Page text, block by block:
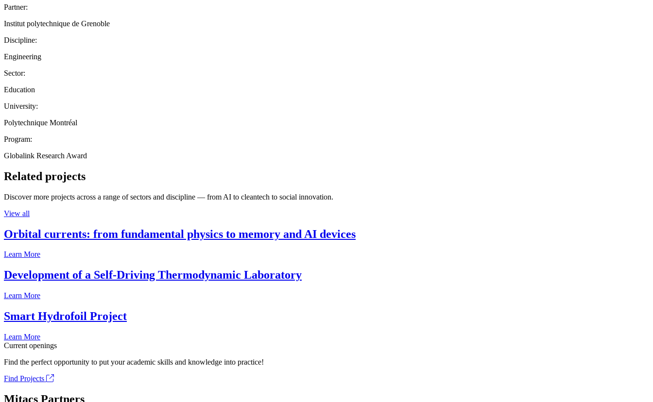
Partner:
Institut polytechnique de Grenoble
Discipline:
Engineering
Sector:
Education
University:
Polytechnique Montréal
Program:
Globalink Research Award
Related projects
Discover more projects across a range of sectors and discipline — from AI to cleantech to social innovation.
View all
Orbital currents: from fundamental physics to memory and AI devices
Learn More
Development of a Self-Driving Thermodynamic Laboratory
Learn More
Smart Hydrofoil Project
Learn More
Current openings
Find the perfect opportunity to put your academic skills and knowledge into practice!
Find Projects
Mitacs Partners